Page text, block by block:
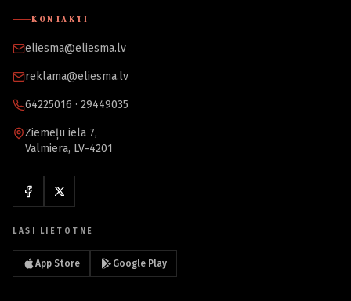
KONTAKTI
eliesma@eliesma.lv
reklama@eliesma.lv
64225016 · 29449035
Ziemeļu iela 7,
Valmiera, LV-4201
LASI LIETOTNĒ
App Store Google Play